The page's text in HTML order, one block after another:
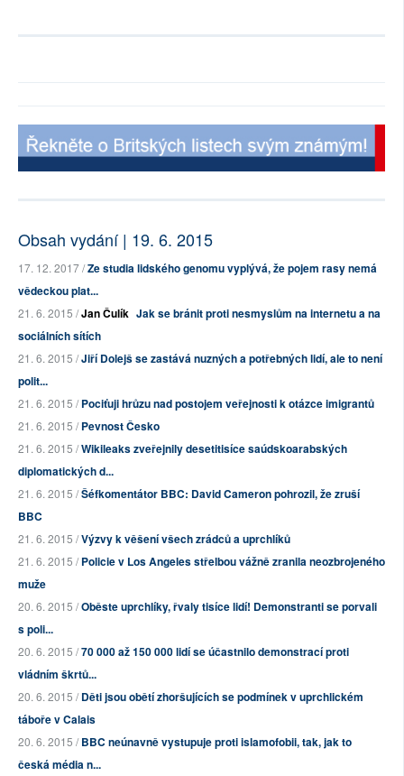
Obsah vydání | 19. 6. 2015
17. 12. 2017 /Ze studia lidského genomu vyplývá, že pojem rasy nemá
vědeckou plat...
21. 6. 2015 /Jan Čulík Jak se bránit proti nesmyslům na internetu a na
sociálních sítích
21. 6. 2015 /Jiří Dolejš se zastává nuzných a potřebných lidí, ale to není
polit...
21. 6. 2015 /Pociťuji hrůzu nad postojem veřejnosti k otázce imigrantů
21. 6. 2015 /Pevnost Česko
21. 6. 2015 /Wikileaks zveřejnily desetitisíce saúdskoarabských
diplomatických d...
21. 6. 2015 /Šéfkomentátor BBC: David Cameron pohrozil, že zruší
BBC
21. 6. 2015 /Výzvy k věšení všech zrádců a uprchlíků
21. 6. 2015 /Policie v Los Angeles střelbou vážně zranila neozbrojeného
muže
20. 6. 2015 /Oběste uprchlíky, řvaly tisíce lidí! Demonstranti se porvali
s poli...
20. 6. 2015 /70 000 až 150 000 lidí se účastnilo demonstrací proti
vládním škrtů...
20. 6. 2015 /Děti jsou obětí zhoršujících se podmínek v uprchlickém
táboře v Calais
20. 6. 2015 /BBC neúnavně vystupuje proti islamofobii, tak, jak to
česká média n...